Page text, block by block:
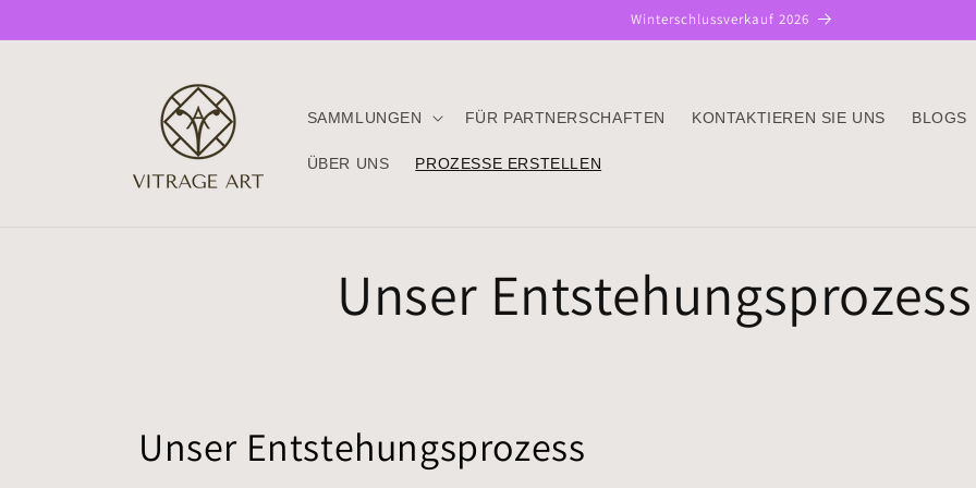
Inhalt
Winterschlussverkauf 2026
SAMMLUNGEN FÜR PARTNERSCHAFTEN KONTAKTIEREN SIE UNS BLOGS
ÜBER UNS PROZESSE ERSTELLEN
Unser Entstehungsprozess
Unser Entstehungsprozess